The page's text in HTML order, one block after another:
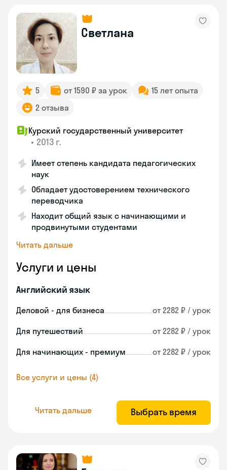
Светлана
5 от 1590 ₽ за урок
15 лет опыта
2 отзыва
Курский государственный университет
• 2013 г.
Имеет степень кандидата педагогических
наук
Обладает удостоверением технического
переводчика
Находит общий язык с начинающими и
продвинутыми студентами
Читать дальше
Услуги и цены
Английский язык
Деловой - для бизнеса от 2282 ₽ / урок
Для путешествий от 2282 ₽ / урок
Для начинающих - премиум от 2282 ₽ / урок
Все услуги и цены (4)
Читать дальше Выбрать время